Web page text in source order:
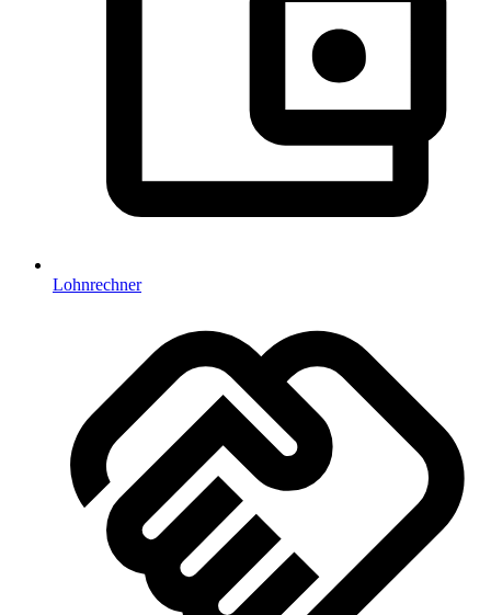
Lohnrechner